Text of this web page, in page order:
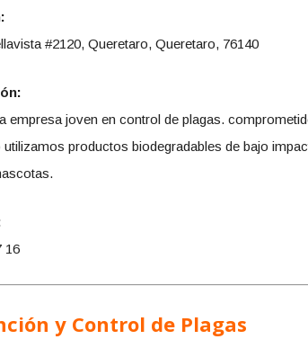
#2120, Queretaro, Queretaro, 76140
empresa joven en control de plagas.
productos biodegradables de bajo
16
y Control de Plagas